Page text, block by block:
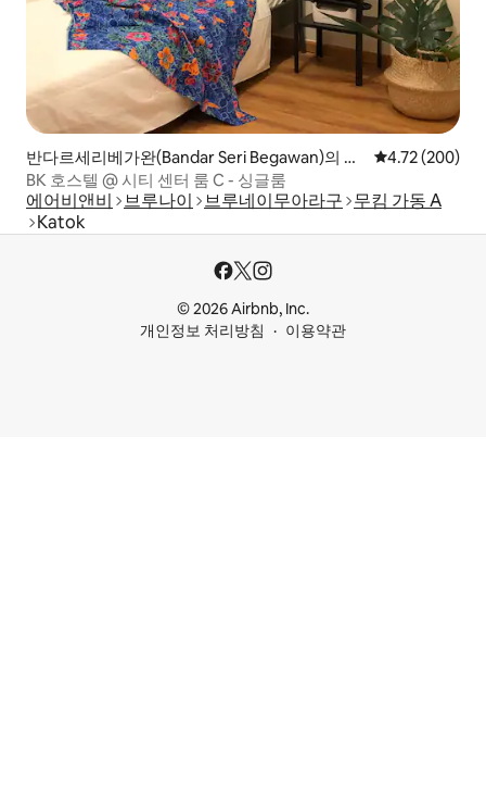
반다르세리베가완(Bandar Seri Begawan)의 개
인실
평점 4.72점(5
4.72 (200)
BK 호스텔 @ 시티 센터 룸 C - 싱글룸
에어비앤비 브루나이 브루네이무아라구 무킴 가동 A
Katok
© 2026 Airbnb, Inc.
개인정보 처리방침
이용약관